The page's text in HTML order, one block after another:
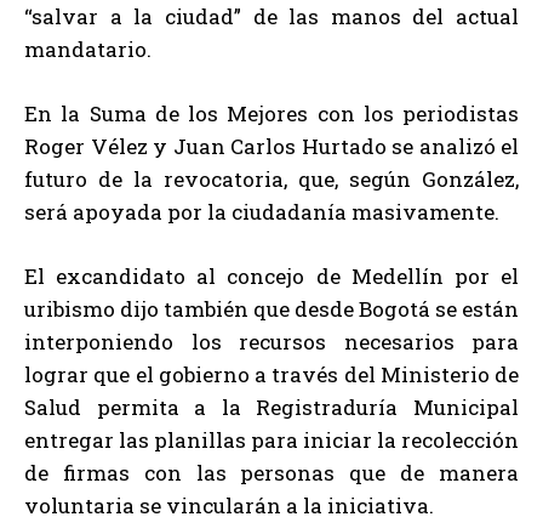
“salvar a la ciudad” de las manos del actual
mandatario.
En la Suma de los Mejores con los periodistas
Roger Vélez y Juan Carlos Hurtado se analizó el
futuro de la revocatoria, que, según González,
será apoyada por la ciudadanía masivamente.
El excandidato al concejo de Medellín por el
uribismo dijo también que desde Bogotá se están
interponiendo los recursos necesarios para
lograr que el gobierno a través del Ministerio de
Salud permita a la Registraduría Municipal
entregar las planillas para iniciar la recolección
de firmas con las personas que de manera
voluntaria se vincularán a la iniciativa.